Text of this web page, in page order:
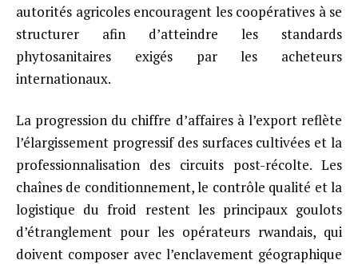
autorités agricoles encouragent les coopératives à se
structurer afin d’atteindre les standards
phytosanitaires exigés par les acheteurs
internationaux.
La progression du chiffre d’affaires à l’export reflète
l’élargissement progressif des surfaces cultivées et la
professionnalisation des circuits post-récolte. Les
chaînes de conditionnement, le contrôle qualité et la
logistique du froid restent les principaux goulots
d’étranglement pour les opérateurs rwandais, qui
doivent composer avec l’enclavement géographique